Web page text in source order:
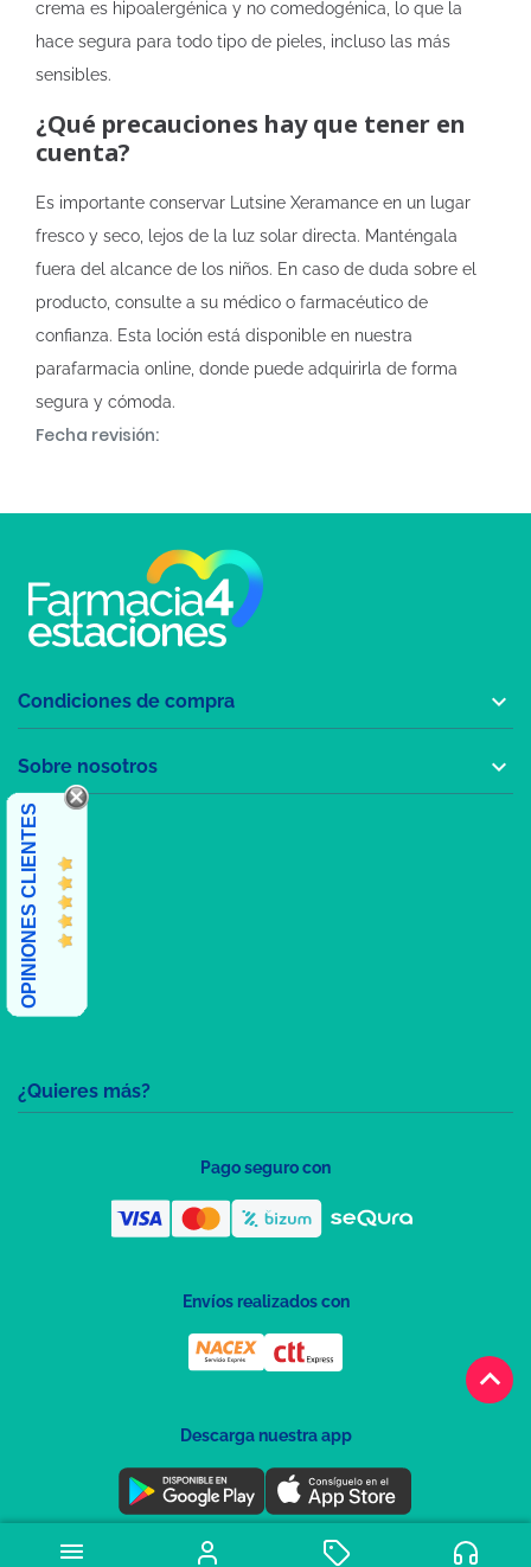
crema es hipoalergénica y no comedogénica, lo que la
hace segura para todo tipo de pieles, incluso las más
sensibles.
¿Qué precauciones hay que tener en
cuenta?
Es importante conservar Lutsine Xeramance en un lugar
fresco y seco, lejos de la luz solar directa. Manténgala
fuera del alcance de los niños. En caso de duda sobre el
producto, consulte a su médico o farmacéutico de
confianza. Esta loción está disponible en nuestra
parafarmacia online, donde puede adquirirla de forma
segura y cómoda.
Fecha revisión:
keyboard_arrow_up
¿Quieres más?
Condiciones de compra 
Sobre nosotros 
OPINIONES CLIENTES
Pago seguro con
Envíos realizados con
Descarga nuestra app